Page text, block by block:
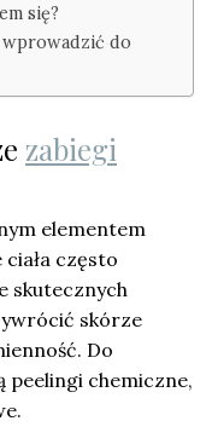
się?
do
zabiegi
elementem
często
skutecznych
skórze
Do
peelingi chemiczne,